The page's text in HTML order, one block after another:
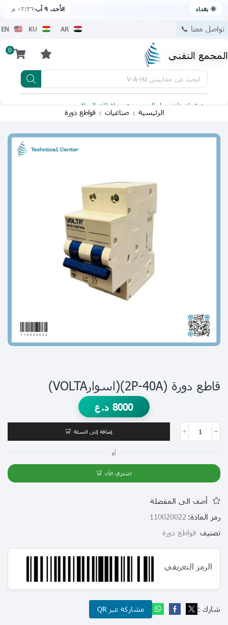
🌞 بغداد الأحد، ٩ آب ٠٢:٢٦ م
تواصل معنا 📞 AR
KU
EN
المجمع التقني 0
ابحث عن مقاييس V-A-Hz
يتوفر لدينا توصيل الى جميع محافظات العراق
الرئيسية صناعيات قواطع دورة
قاطع دورة (2P-40A)(اسوارVOLTA)
8000 د.ع
إضافة إلى السلة
أو
اشتري الآن
أضف الى المفضلة
رمز المادة: 110020022
تصنيف قواطع دورة
الرمز التعريفي
شارك : مشاركة عبر QR